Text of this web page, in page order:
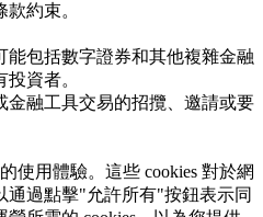
約束。
包括數字證券和其他複雜金融
資者。
金融工具交易的招攬、邀請或要
使用體驗。這些 cookies 對於網
通過點擊"允許所有"按鈕表示同